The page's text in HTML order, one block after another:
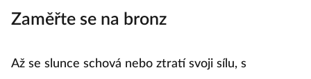
Zaměřte se na bronz
Až se slunce schová nebo ztratí svoji sílu, s